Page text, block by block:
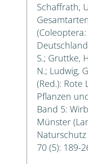
Schaffrath,
S.; Gruttke,
N.; Ludwig,
(Red.): Rote
Pflanzen
Band 5:
Münster
70 (5): 189-